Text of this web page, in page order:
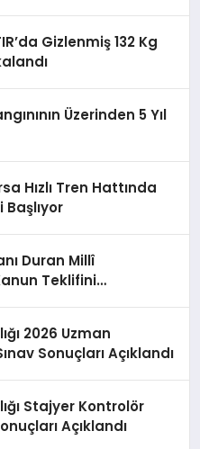
Gizlenmiş 132 Kg
Üzerinden 5 Yıl
Hızlı Tren Hattında
Başlıyor
Duran Millî
Teklifini
2026 Uzman
Sonuçları Açıklandı
Stajyer Kontrolör
Açıklandı